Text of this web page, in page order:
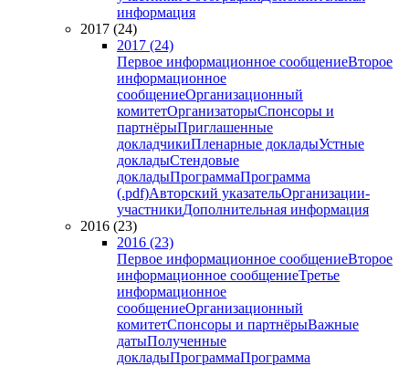
информация
2017 (24)
2017 (24)
Первое информационное сообщениеВторое
информационное
сообщениеОрганизационный
комитетОрганизаторыСпонсоры и
партнёрыПриглашенные
докладчикиПленарные докладыУстные
докладыСтендовые
докладыПрограммаПрограмма
(.pdf)Авторский указательОрганизации-
участникиДополнительная информация
2016 (23)
2016 (23)
Первое информационное сообщениеВторое
информационное сообщениеТретье
информационное
сообщениеОрганизационный
комитетСпонсоры и партнёрыВажные
датыПолученные
докладыПрограммаПрограмма